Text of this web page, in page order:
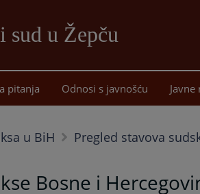
sud u Žepču
sadržaj
pitanja Odnosi s javnošću Javne
u BiH Pregled stavova
Bosne i